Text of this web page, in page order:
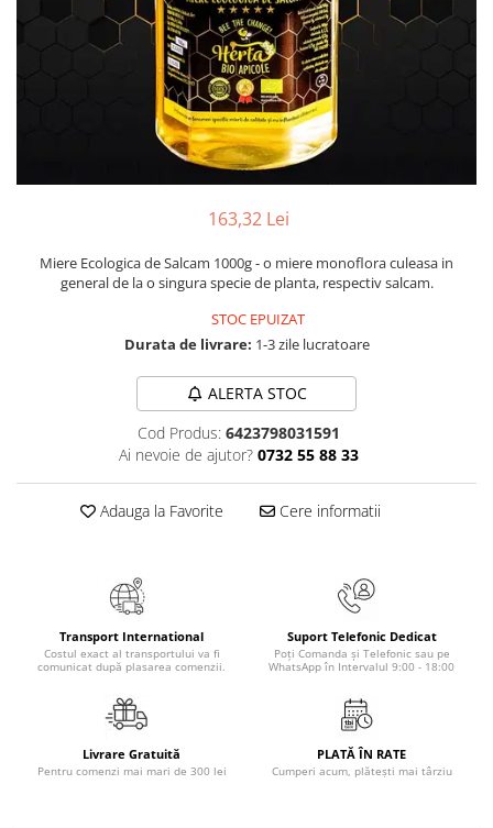
Paranormal
Parapsihologie
Religie
SelfConnect
Vindecare Spirituala
Masaj
MedConnect
Medicina Pentru Toti
Sport
Terapii Alternative
AudioBook
Beletristica
163,32 Lei
Miere Ecologica de Salcam 1000g - o miere monoflora culeasa in
general de la o singura specie de planta, respectiv salcam.
STOC EPUIZAT
Durata de livrare: 1-3 zile lucratoare
ALERTA STOC
Cod Produs: 6423798031591
Ai nevoie de ajutor? 0732 55 88 33
Adauga la Favorite Cere informatii
Transport International
Costul exact al transportului va fi
comunicat după plasarea comenzii.
Suport Telefonic Dedicat
Poți Comanda și Telefonic sau pe
WhatsApp în Intervalul 9:00 - 18:00
Livrare Gratuită
Pentru comenzi mai mari de 300 lei
PLATĂ ÎN RATE
Cumperi acum, plătești mai târziu